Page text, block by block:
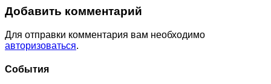
Добавить комментарий
Для отправки комментария вам необходимо
авторизоваться.
Cобытия